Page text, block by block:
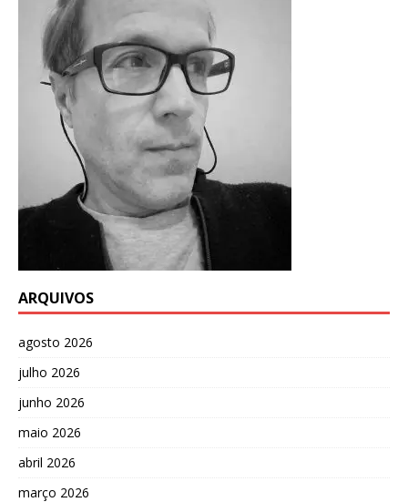
ARQUIVOS
agosto 2026
julho 2026
junho 2026
maio 2026
abril 2026
março 2026